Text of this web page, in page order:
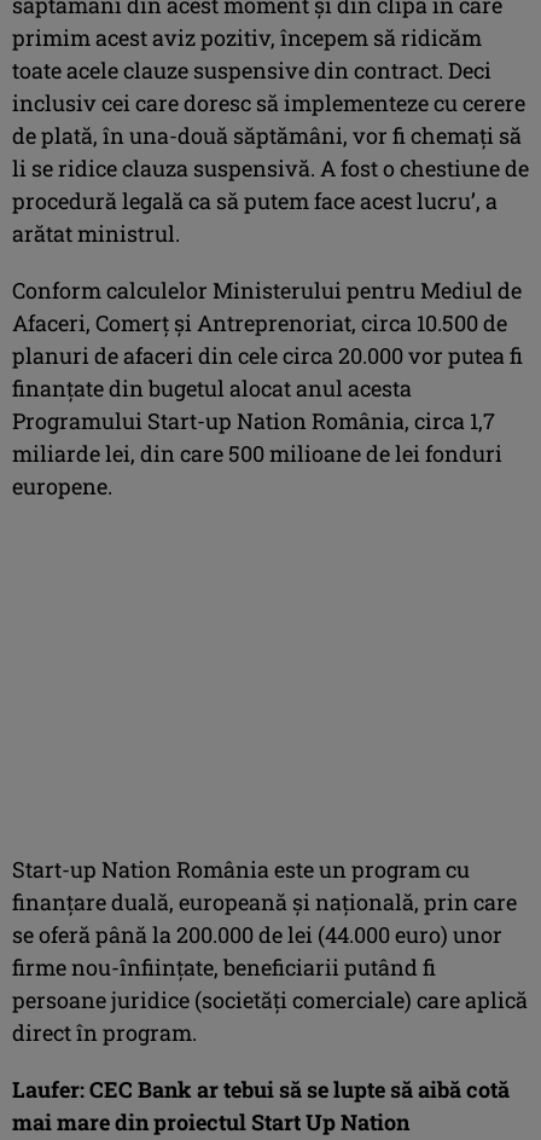
primim acest aviz pozitiv, începem să ridicăm
toate acele clauze suspensive din contract. Deci
inclusiv cei care doresc să implementeze cu cerere
de plată, în una-două săptămâni, vor fi chemaţi să
li se ridice clauza suspensivă. A fost o chestiune de
procedură legală ca să putem face acest lucru’, a
arătat ministrul.
Conform calculelor Ministerului pentru Mediul de
Afaceri, Comerţ şi Antreprenoriat, circa 10.500 de
planuri de afaceri din cele circa 20.000 vor putea fi
finanţate din bugetul alocat anul acesta
Programului Start-up Nation România, circa 1,7
miliarde lei, din care 500 milioane de lei fonduri
europene.
Start-up Nation România este un program cu
finanţare duală, europeană şi naţională, prin care
se oferă până la 200.000 de lei (44.000 euro) unor
firme nou-înfiinţate, beneficiarii putând fi
persoane juridice (societăţi comerciale) care aplică
direct în program.
Laufer: CEC Bank ar tebui să se lupte să aibă cotă
mai mare din proiectul Start Up Nation